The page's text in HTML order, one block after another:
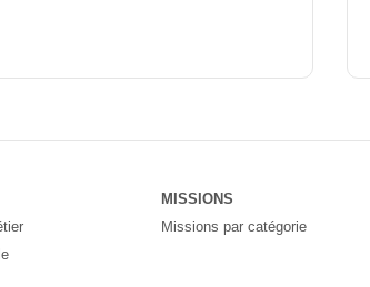
MISSIONS
Missions par catégorie